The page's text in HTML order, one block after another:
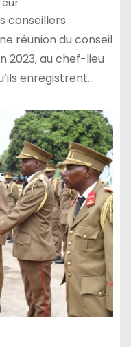
conseillers
réunion du conseil
2023, au chef-lieu
enregistrent…